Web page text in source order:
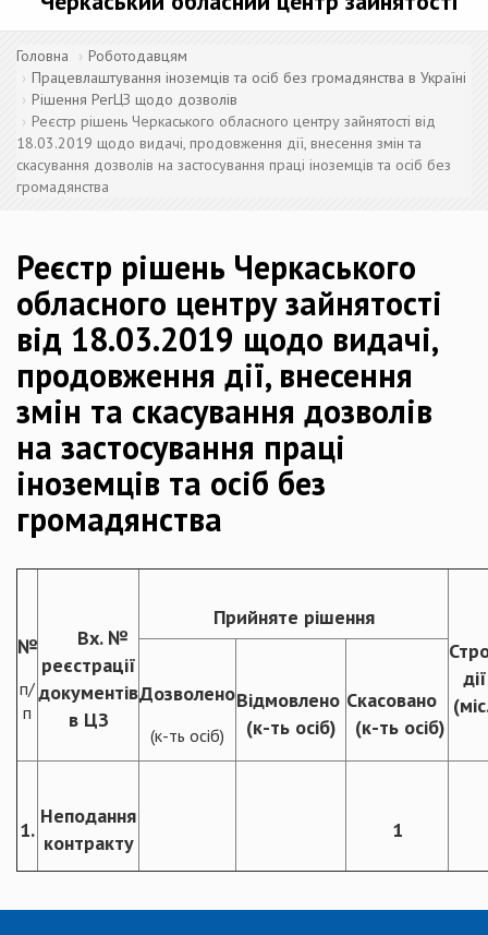
Головна
Роботодавцям
Працевлаштування іноземців та осіб без громадянства в Україні
Рішення РегЦЗ щодо дозволів
Реєстр рішень Черкаського обласного центру зайнятості від
18.03.2019 щодо видачі, продовження дії, внесення змін та
скасування дозволів на застосування праці іноземців та осіб без
громадянства
Реєстр рішень Черкаського
обласного центру зайнятості
від 18.03.2019 щодо видачі,
продовження дії, внесення
змін та скасування дозволів
на застосування праці
іноземців та осіб без
громадянства
№
п/
п
Вх. №
реєстрації
документів
в ЦЗ
Прийняте рішення
дії
Дозволено
(к-ть осіб)
Відмовлено
(к-ть осіб)
Скасовано
(к-ть осіб)
1.
Неподання
контракту
1